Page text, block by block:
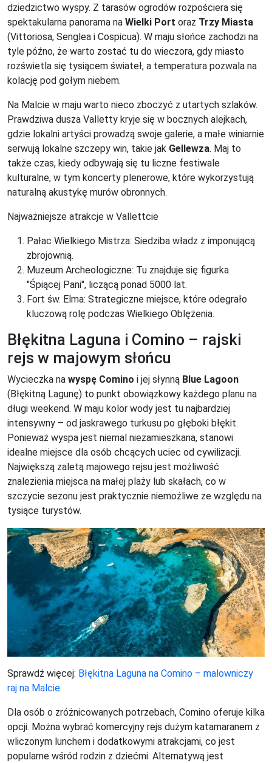
dziedzictwo wyspy. Z tarasów ogrodów rozpościera się
spektakularna panorama na Wielki Port oraz Trzy Miasta
(Vittoriosa, Senglea i Cospicua). W maju słońce zachodzi na
tyle późno, że warto zostać tu do wieczora, gdy miasto
rozświetla się tysiącem świateł, a temperatura pozwala na
kolację pod gołym niebem.
Na Malcie w maju warto nieco zboczyć z utartych szlaków.
Prawdziwa dusza Valletty kryje się w bocznych alejkach,
gdzie lokalni artyści prowadzą swoje galerie, a małe winiarnie
serwują lokalne szczepy win, takie jak Gellewza. Maj to
także czas, kiedy odbywają się tu liczne festiwale
kulturalne, w tym koncerty plenerowe, które wykorzystują
naturalną akustykę murów obronnych.
Najważniejsze atrakcje w Vallettcie
Pałac Wielkiego Mistrza: Siedziba władz z imponującą
zbrojownią.
Muzeum Archeologiczne: Tu znajduje się figurka
"Śpiącej Pani", liczącą ponad 5000 lat.
Fort św. Elma: Strategiczne miejsce, które odegrało
kluczową rolę podczas Wielkiego Oblężenia.
Błękitna Laguna i Comino – rajski
rejs w majowym słońcu
Wycieczka na wyspę Comino i jej słynną Blue Lagoon
(Błękitną Lagunę) to punkt obowiązkowy każdego planu na
długi weekend. W maju kolor wody jest tu najbardziej
intensywny – od jaskrawego turkusu po głęboki błękit.
Ponieważ wyspa jest niemal niezamieszkana, stanowi
idealne miejsce dla osób chcących uciec od cywilizacji.
Największą zaletą majowego rejsu jest możliwość
znalezienia miejsca na małej plaży lub skałach, co w
szczycie sezonu jest praktycznie niemożliwe ze względu na
tysiące turystów.
Sprawdź więcej: Błękitna Laguna na Comino – malowniczy
raj na Malcie
Dla osób o zróżnicowanych potrzebach, Comino oferuje kilka
opcji. Można wybrać komercyjny rejs dużym katamaranem z
wliczonym lunchem i dodatkowymi atrakcjami, co jest
popularne wśród rodzin z dziećmi. Alternatywą jest